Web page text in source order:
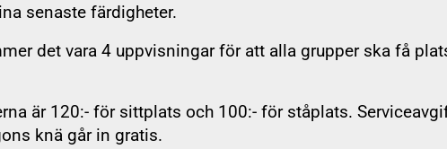
Nya SOL-prylar
senaste färdigheter.
det vara 4 uppvisningar för att alla grupper ska få
är 120:- för sittplats och 100:- för ståplats.
knä går in gratis.